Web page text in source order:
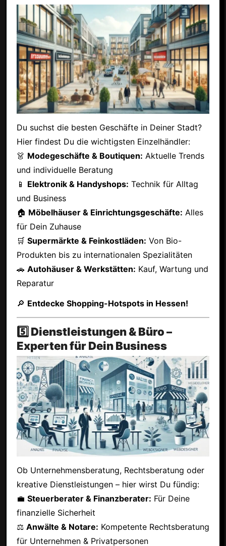
Du suchst die besten Geschäfte in Deiner Stadt?
Hier findest Du die wichtigsten Einzelhändler:
👗 Modegeschäfte & Boutiquen: Aktuelle Trends
und individuelle Beratung
📱 Elektronik & Handyshops: Technik für Alltag
und Business
🏠 Möbelhäuser & Einrichtungsgeschäfte: Alles
für Dein Zuhause
🛒 Supermärkte & Feinkostläden: Von Bio-
Produkten bis zu internationalen Spezialitäten
🚗 Autohäuser & Werkstätten: Kauf, Wartung und
Reparatur
🔎 Entdecke Shopping-Hotspots in Hessen!
5️⃣ Dienstleistungen & Büro –
Experten für Dein Business
Ob Unternehmensberatung, Rechtsberatung oder
kreative Dienstleistungen – hier wirst Du fündig:
💼 Steuerberater & Finanzberater: Für Deine
finanzielle Sicherheit
⚖ Anwälte & Notare: Kompetente Rechtsberatung
für Unternehmen & Privatpersonen